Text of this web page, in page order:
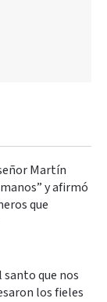
Martín
y afirmó
que
santo que nos
los fieles